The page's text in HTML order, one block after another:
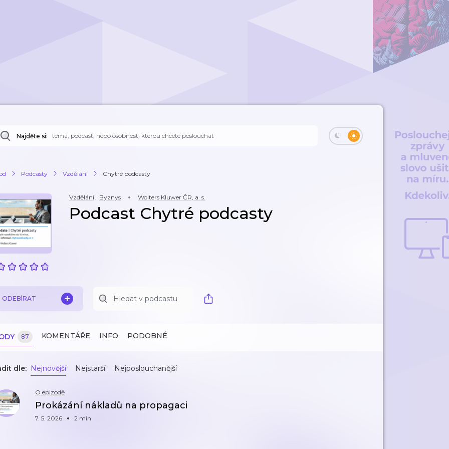
Najděte si:
Podcasty Vzdělání Chytré podcasty
Vzdělání, Byznys Wolters Kluwer ČR, a. s.
Podcast Chytré podcasty
ODEBÍRAT
87 KOMENTÁŘE INFO PODOBNÉ
dle: Nejnovější Nejstarší Nejposlouchanější
O epizodě
Prokázání nákladů na propagaci
7. 5. 2026 2 min